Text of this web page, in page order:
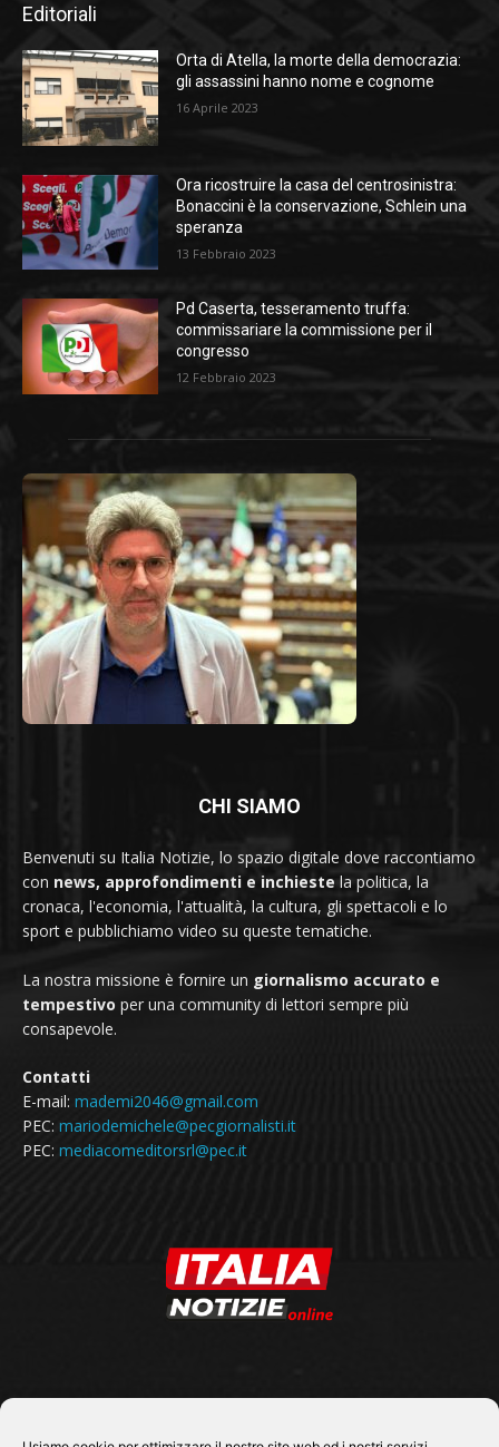
Editoriali
Orta di Atella, la morte della democrazia:
gli assassini hanno nome e cognome
16 Aprile 2023
Ora ricostruire la casa del centrosinistra:
Bonaccini è la conservazione, Schlein una
speranza
13 Febbraio 2023
Pd Caserta, tesseramento truffa:
commissariare la commissione per il
congresso
12 Febbraio 2023
CHI SIAMO
Benvenuti su Italia Notizie, lo spazio digitale dove raccontiamo
con news, approfondimenti e inchieste la politica, la
cronaca, l'economia, l'attualità, la cultura, gli spettacoli e lo
sport e pubblichiamo video su queste tematiche.
La nostra missione è fornire un giornalismo accurato e
tempestivo per una community di lettori sempre più
consapevole.
Contatti
E-mail: mademi2046@gmail.com
PEC: mariodemichele@pecgiornalisti.it
PEC: mediacomeditorsrl@pec.it
SEGUICI SU